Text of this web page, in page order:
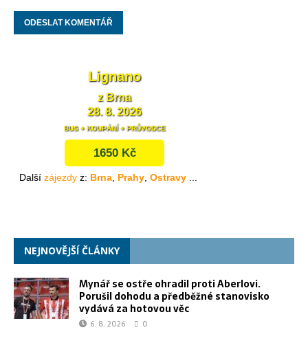
NEJNOVĚJŠÍ ČLÁNKY
Mynář se ostře ohradil proti Aberlovi.
Porušil dohodu a předběžné stanovisko
vydává za hotovou věc
6. 8. 2026 0